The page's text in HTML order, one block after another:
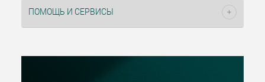
ПОМОЩЬ И СЕРВИСЫ